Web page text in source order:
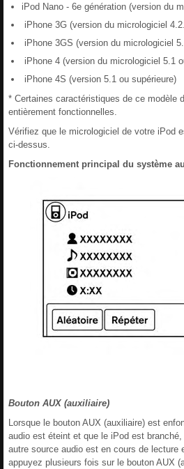
iPod Nano - 6e génération (version du
iPhone 3G (version du micrologiciel
iPhone 3GS (version du micrologiciel
iPhone 4 (version du micrologiciel 5.1
iPhone 4S (version 5.1 ou supérieure)
* Certaines caractéristiques de ce modèle
entièrement fonctionnelles.
Vérifiez que le micrologiciel de votre iPod
ci-dessus.
Fonctionnement principal du système
Bouton AUX (auxiliaire)
Lorsque le bouton AUX (auxiliaire) est
audio est éteint et que le iPod est
autre source audio est en cours de lecture
appuyez plusieurs fois sur le bouton AUX